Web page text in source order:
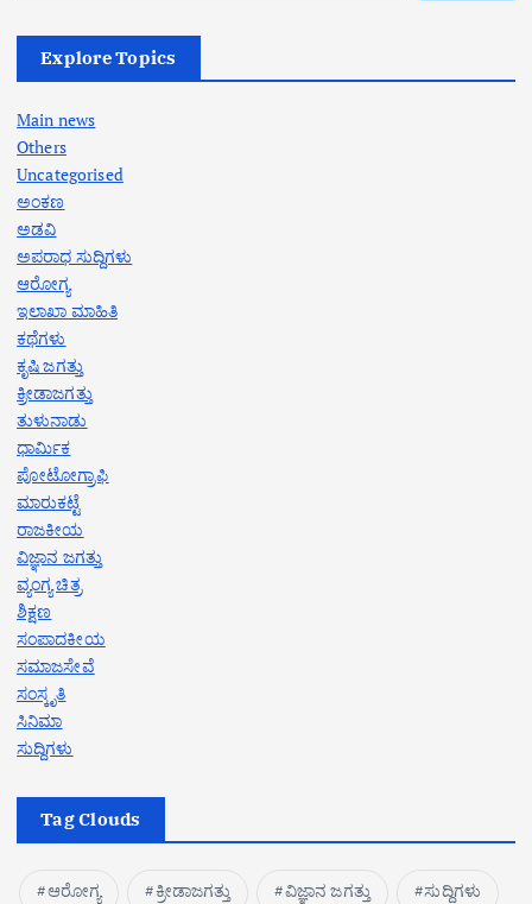
Explore Topics
Main news
Others
Uncategorised
ಅಂಕಣ
ಅಡವಿ
ಅಪರಾಧ ಸುದ್ದಿಗಳು
ಆರೋಗ್ಯ
ಇಲಾಖಾ ಮಾಹಿತಿ
ಕಥೆಗಳು
ಕೃಷಿ ಜಗತ್ತು
ಕ್ರೀಡಾಜಗತ್ತು
ತುಳುನಾಡು
ಧಾರ್ಮಿಕ
ಪೋಟೋಗ್ರಾಫಿ
ಮಾರುಕಟ್ಟೆ
ರಾಜಕೀಯ
ವಿಜ್ಞಾನ ಜಗತ್ತು
ವ್ಯಂಗ್ಯ ಚಿತ್ರ
ಶಿಕ್ಷಣ
ಸಂಪಾದಕೀಯ
ಸಮಾಜಸೇವೆ
ಸಂಸ್ಕೃತಿ
ಸಿನಿಮಾ
ಸುದ್ದಿಗಳು
Tag Clouds
ಆರೋಗ್ಯ ಕ್ರೀಡಾಜಗತ್ತು ವಿಜ್ಞಾನ ಜಗತ್ತು ಸುದ್ದಿಗಳು